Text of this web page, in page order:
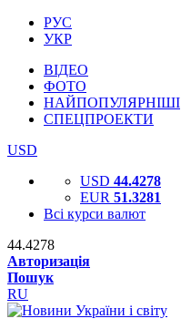
РУС
УКР
ВІДЕО
ФОТО
НАЙПОПУЛЯРНІШІ
СПЕЦПРОЕКТИ
USD
USD 44.4278
EUR 51.3281
Всі курси валют
44.4278
Авторизація
Пошук
RU